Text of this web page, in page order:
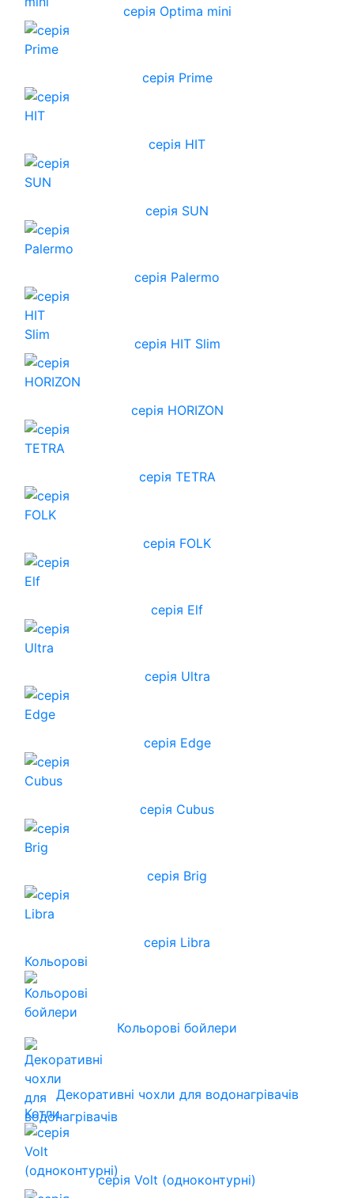
серія Optima mini
серія Prime
серія HIT
серія SUN
серія Palermo
серія HIT Slim
cерія HORIZON
серія TETRA
серія FOLK
серія Elf
серія Ultra
серія Edge
серія Cubus
серія Brig
серія Libra
Кольорові
Кольорові бойлери
Декоративні чохли для водонагрівачів
Котли
серія Volt (одноконтурні)